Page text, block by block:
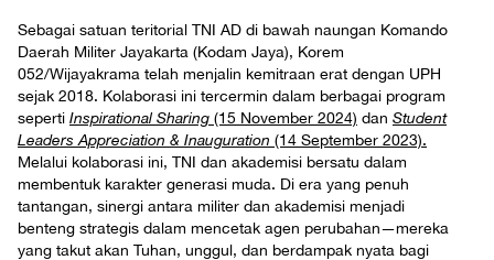
Sebagai satuan teritorial TNI AD di bawah naungan Komando
Daerah Militer Jayakarta (Kodam Jaya), Korem
052/Wijayakrama telah menjalin kemitraan erat dengan UPH
sejak 2018. Kolaborasi ini tercermin dalam berbagai program
seperti Inspirational Sharing (15 November 2024) dan Student
Leaders Appreciation & Inauguration (14 September 2023).
Melalui kolaborasi ini, TNI dan akademisi bersatu dalam
membentuk karakter generasi muda. Di era yang penuh
tantangan, sinergi antara militer dan akademisi menjadi
benteng strategis dalam mencetak agen perubahan—mereka
yang takut akan Tuhan, unggul, dan berdampak nyata bagi